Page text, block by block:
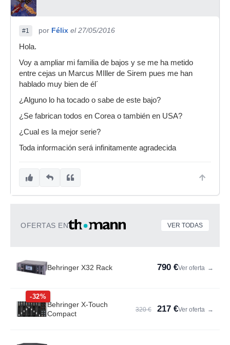
#1 por Félix el 27/05/2016
Hola.
Voy a ampliar mi familia de bajos y se me ha metido
entre cejas un Marcus MIller de Sirem pues me han
hablado muy bien de él´
¿Alguno lo ha tocado o sabe de este bajo?
¿Se fabrican todos en Corea o también en USA?
¿Cual es la mejor serie?
Toda información será infinitamente agradecida
OFERTAS EN VER TODAS
Behringer X32 Rack 790 €Ver oferta →
-32%
Behringer X-Touch
Compact
320 € 217 €Ver oferta →